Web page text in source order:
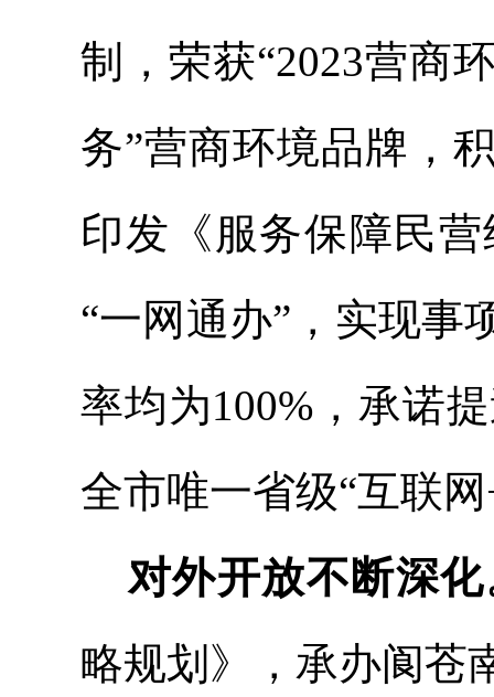
制，荣获“2023营商
务”营商环境品牌，
印发《服务保障民
“一网通办”，实现事
率均为100%，承诺
全市唯一省级“互联
对外开放不断深
略规划》，承办阆苍